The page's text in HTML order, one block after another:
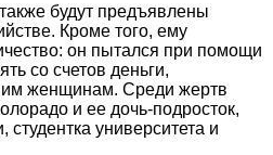
будут предъявлены
Кроме того, ему
он пытался при помощи
со счетов деньги,
женщинам. Среди жертв
и ее дочь-подросток,
студентка университета и